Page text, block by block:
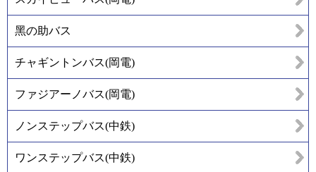
黑の助バス
チャギントンバス(岡電)
ファジアーノバス(岡電)
ノンステップバス(中鉄)
ワンステップバス(中鉄)